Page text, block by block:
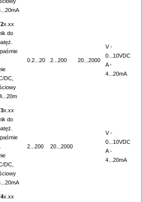
x.xx
do
DC,
0.2...20 2...200 20...2000
V -
0...10VDC
A -
4...20mA
x.xx
do
DC,
2...200 20...2000
V -
0...10VDC
A -
4...20mA
x.xx